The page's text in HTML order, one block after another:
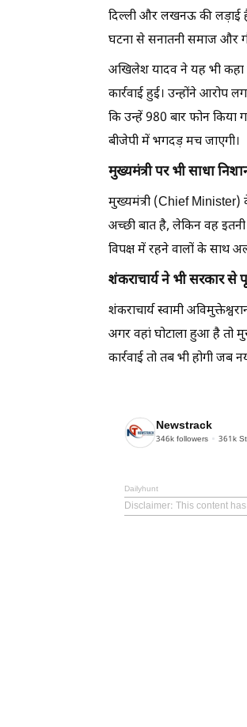
दिल्ली और लखनऊ की लड़ाई
घटना से सनातनी समाज और
अखिलेश यादव ने यह भी कहा
कार्रवाई हुई। उन्होंने आरोप
कि उन्हें 980 बार फोन किया
बीजेपी में भगदड़ मच जाएगी।
मुख्यमंत्री पर भी साधा
मुख्यमंत्री (Chief Minister)
अच्छी बात है, लेकिन वह
विपक्ष में रहने वालों के साथ
शंकराचार्य ने भी सरकार से
शंकराचार्य स्वामी
अगर वहां घोटाला हुआ है तो
कार्रवाई तो तब भी होगी
Newstrack
346k followers 361k
Dailyhunt
Disclaimer: This content